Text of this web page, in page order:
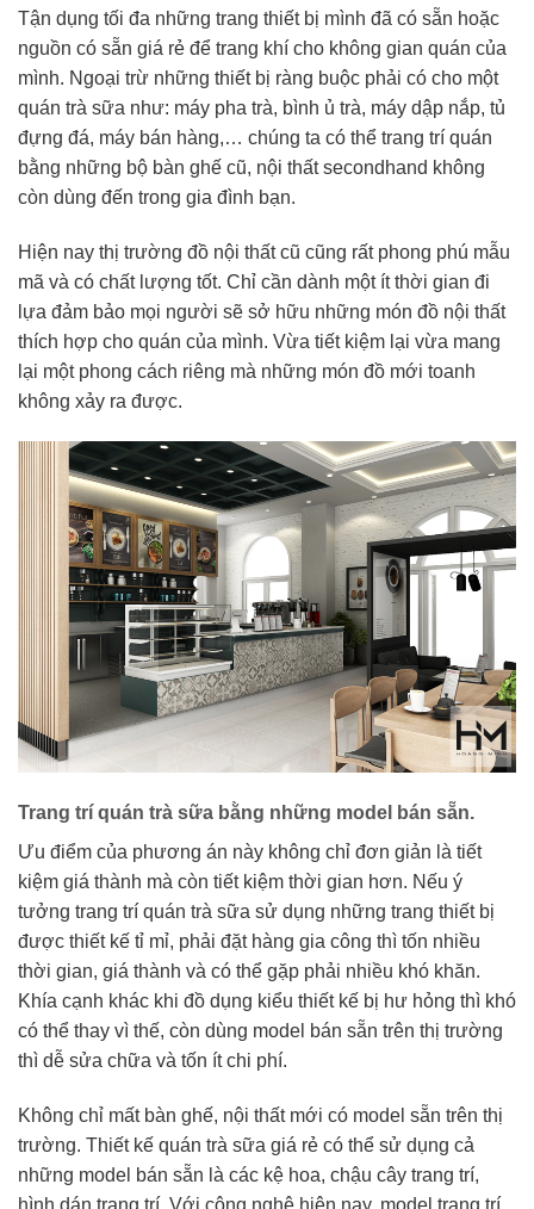
Tận dụng tối đa những trang thiết bị mình đã có sẵn hoặc
nguồn có sẵn giá rẻ để trang khí cho không gian quán của
mình. Ngoại trừ những thiết bị ràng buộc phải có cho một
quán trà sữa như: máy pha trà, bình ủ trà, máy dập nắp, tủ
đựng đá, máy bán hàng,… chúng ta có thể trang trí quán
bằng những bộ bàn ghế cũ, nội thất secondhand không
còn dùng đến trong gia đình bạn.
Hiện nay thị trường đồ nội thất cũ cũng rất phong phú mẫu
mã và có chất lượng tốt. Chỉ cần dành một ít thời gian đi
lựa đảm bảo mọi người sẽ sở hữu những món đồ nội thất
thích hợp cho quán của mình. Vừa tiết kiệm lại vừa mang
lại một phong cách riêng mà những món đồ mới toanh
không xảy ra được.
Trang trí quán trà sữa bằng những model bán sẵn.
Ưu điểm của phương án này không chỉ đơn giản là tiết
kiệm giá thành mà còn tiết kiệm thời gian hơn. Nếu ý
tưởng trang trí quán trà sữa sử dụng những trang thiết bị
được thiết kế tỉ mỉ, phải đặt hàng gia công thì tốn nhiều
thời gian, giá thành và có thể gặp phải nhiều khó khăn.
Khía cạnh khác khi đồ dụng kiểu thiết kế bị hư hỏng thì khó
có thể thay vì thế, còn dùng model bán sẵn trên thị trường
thì dễ sửa chữa và tốn ít chi phí.
Không chỉ mất bàn ghế, nội thất mới có model sẵn trên thị
trường. Thiết kế quán trà sữa giá rẻ có thể sử dụng cả
những model bán sẵn là các kệ hoa, chậu cây trang trí,
hình dán trang trí. Với công nghệ hiện nay, model trang trí